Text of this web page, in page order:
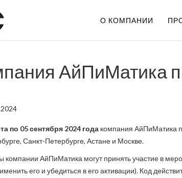
О КОМПАНИИ
АйПиМатика
по 05 сентября 2024 года компания АйПиМатика
Санкт-Петербурге, Астане и Москве.
компании АйПиМатика могут принять участие в
его и убедиться в его активации). Код